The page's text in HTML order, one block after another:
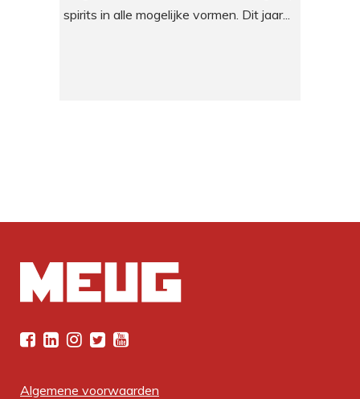
spirits in alle mogelijke vormen. Dit jaar...
Algemene voorwaarden